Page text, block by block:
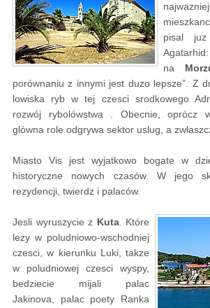
pisal juz
na
porównaniu z innymi jest duzo lepsze”. Z
lowiska ryb w tej czesci srodkowego
rozwój rybolówstwa . Obecnie, oprócz
glówna role odgrywa sektor uslug, a
Miasto Vis jest wyjatkowo bogate w
historyczne nowych czasów. W jego
rezydencji, twierdz i palaców.
Jesli wyruszycie z Kuta. Które
lezy w poludniowo-wschodniej
czesci, w kierunku Luki, takze
w poludniowej czesci wyspy,
bedziecie mijali palac
Jakinova, palac poety Ranka